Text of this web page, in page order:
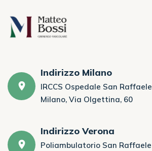
Indirizzo Milano
IRCCS Ospedale San Raffaele
Milano, Via Olgettina, 60
Indirizzo Verona
Poliambulatorio San Raffaele